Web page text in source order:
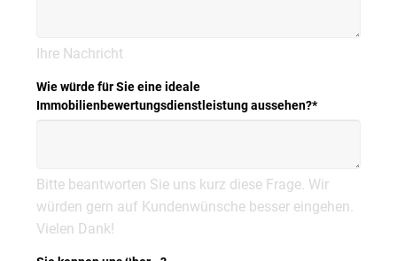
Ihre Nachricht
Wie würde für Sie eine ideale
Immobilienbewertungsdienstleistung aussehen?*
Bitte beantworten Sie uns kurz diese Frage. Wir
würden gern auf Kundenwünsche besser eingehen.
Vielen Dank!